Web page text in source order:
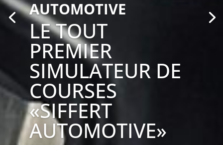
AUTOMOTIVE
LE TOUT
PREMIER
SIMULATEUR DE
COURSES
«SIFFERT
AUTOMOTIVE»